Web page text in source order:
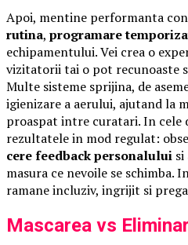
Apoi, mentine performanta
rutina, programare
echipamentului. Vei crea o
vizitatorii tai o pot recunoaste
Multe sisteme sprijina, de
igienizare a aerului, ajutand la
proaspat intre curatari. In cele
rezultatele in mod regulat:
cere feedback personalului
masura ce nevoile se schimba.
ramane incluziv, ingrijit si
Mascarea vs